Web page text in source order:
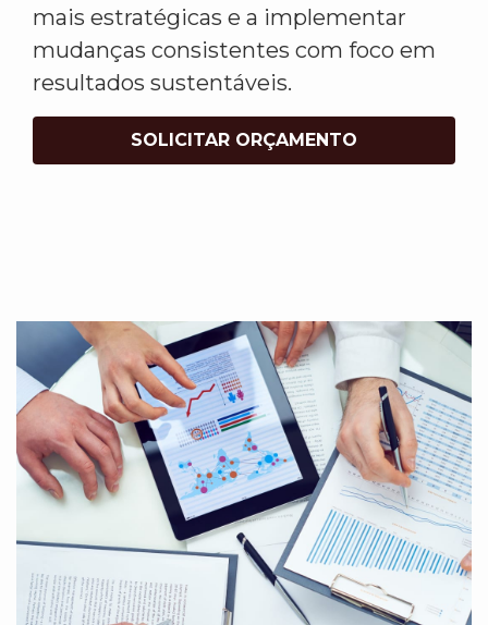
mais estratégicas e a implementar
mudanças consistentes com foco em
resultados sustentáveis.
SOLICITAR ORÇAMENTO